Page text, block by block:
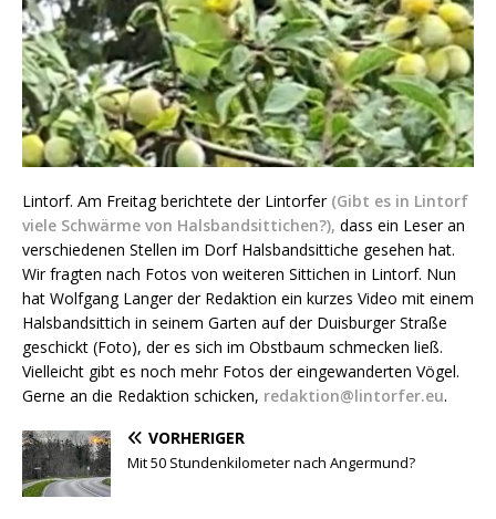
Lintorf. Am Freitag berichtete der Lintorfer (Gibt es in Lintorf
viele Schwärme von Halsbandsittichen?), dass ein Leser an
verschiedenen Stellen im Dorf Halsbandsittiche gesehen hat.
Wir fragten nach Fotos von weiteren Sittichen in Lintorf. Nun
hat Wolfgang Langer der Redaktion ein kurzes Video mit einem
Halsbandsittich in seinem Garten auf der Duisburger Straße
geschickt (Foto), der es sich im Obstbaum schmecken ließ.
Vielleicht gibt es noch mehr Fotos der eingewanderten Vögel.
Gerne an die Redaktion schicken, redaktion@lintorfer.eu.
VORHERIGER
Mit 50 Stundenkilometer nach Angermund?